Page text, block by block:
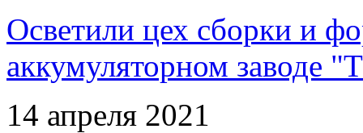
Осветили цех сборки и
аккумуляторном заводе
14 апреля 2021